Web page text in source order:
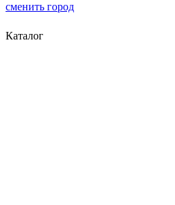
сменить город
Каталог